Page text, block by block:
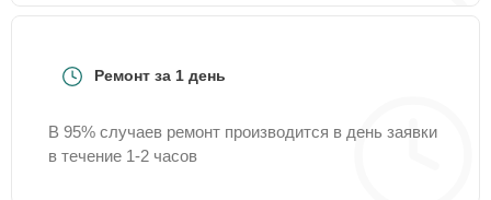
Ремонт за 1 день
В 95% случаев ремонт производится в день заявки
в течение 1-2 часов